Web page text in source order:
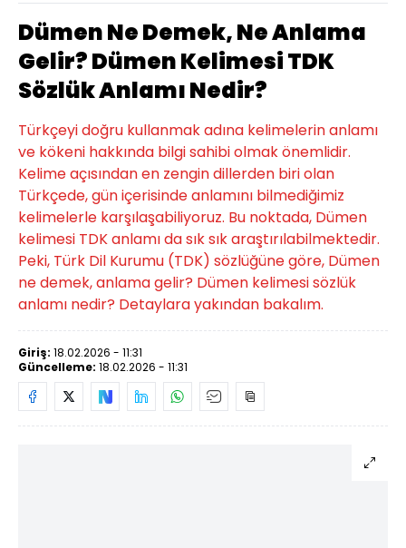
Dümen Ne Demek, Ne Anlama
Gelir? Dümen Kelimesi TDK
Sözlük Anlamı Nedir?
Türkçeyi doğru kullanmak adına kelimelerin anlamı
ve kökeni hakkında bilgi sahibi olmak önemlidir.
Kelime açısından en zengin dillerden biri olan
Türkçede, gün içerisinde anlamını bilmediğimiz
kelimelerle karşılaşabiliyoruz. Bu noktada, Dümen
kelimesi TDK anlamı da sık sık araştırılabilmektedir.
Peki, Türk Dil Kurumu (TDK) sözlüğüne göre, Dümen
ne demek, anlama gelir? Dümen kelimesi sözlük
anlamı nedir? Detaylara yakından bakalım.
Giriş: 18.02.2026 - 11:31
Güncelleme: 18.02.2026 - 11:31